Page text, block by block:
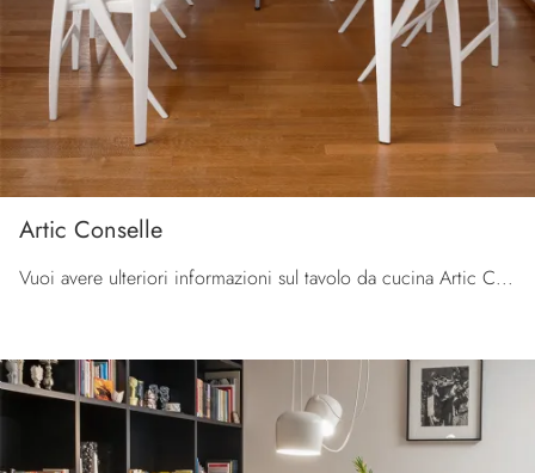
Artic Conselle
Vuoi avere ulteriori informazioni sul tavolo da cucina Artic Conselle di Connubia? Clicca e scopri di più sui modelli allungabili della marca.